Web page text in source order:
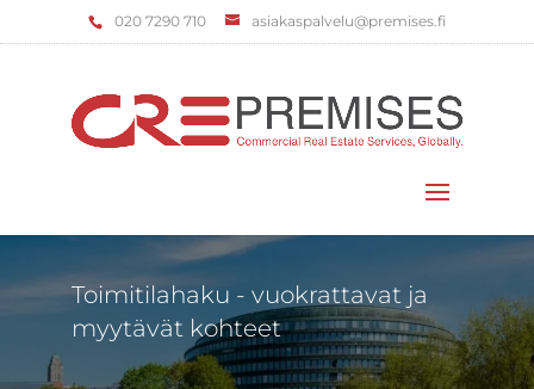
‌020 7290 710 asiakaspalvelu@premises.fi
Toimitilahaku - vuokrattavat ja
myytävät kohteet